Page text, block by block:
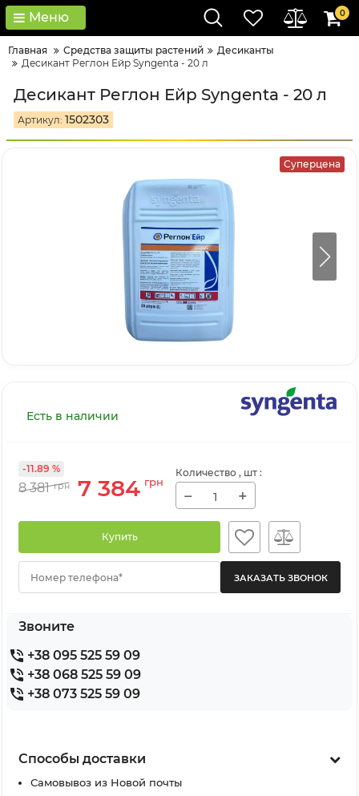
Меню 0
Главная Средства защиты растений
Десиканты
Десикант Реглон Ейр Syngenta - 20 л
Десикант Реглон Ейр Syngenta - 20 л
Артикул: 1502303
Суперцена
Есть в наличии
8 381 грн 7 384 грн
-11.89 % Количество , шт :
− +
Купить
Номер телефона*
Звоните
+38 095 525 59 09
+38 068 525 59 09
+38 073 525 59 09
Способы доставки
Самовывоз из Новой почты